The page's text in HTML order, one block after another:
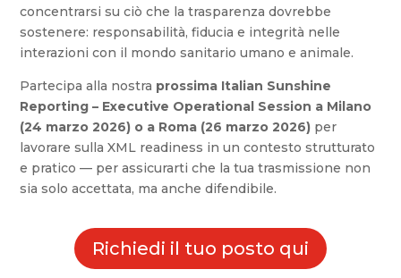
concentrarsi su ciò che la trasparenza dovrebbe
sostenere: responsabilità, fiducia e integrità nelle
interazioni con il mondo sanitario umano e animale.
Partecipa alla nostra prossima Italian Sunshine
Reporting – Executive Operational Session a Milano
(24 marzo 2026) o a Roma (26 marzo 2026) per
lavorare sulla XML readiness in un contesto strutturato
e pratico — per assicurarti che la tua trasmissione non
sia solo accettata, ma anche difendibile.
Richiedi il tuo posto qui